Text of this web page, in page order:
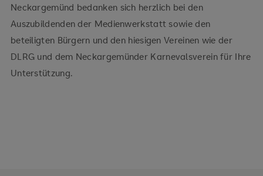
Neckargemünd bedanken sich herzlich bei den
Auszubildenden der Medienwerkstatt sowie den
beteiligten Bürgern und den hiesigen Vereinen wie der
DLRG und dem Neckargemünder Karnevalsverein für Ihre
Unterstützung.